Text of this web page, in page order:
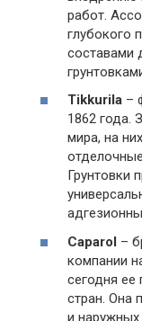
работ.
глубокого
составами
Tikkurila –
1862 года.
мира, на
Грунтовки
Caparol –
компании
сегодня ее
стран. Она
и наружных